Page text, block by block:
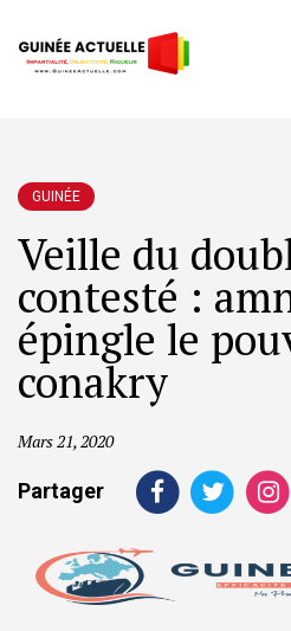
GUINÉE
Veille du
contesté :
épingle le
conakry
Mars 21, 2020
Partager